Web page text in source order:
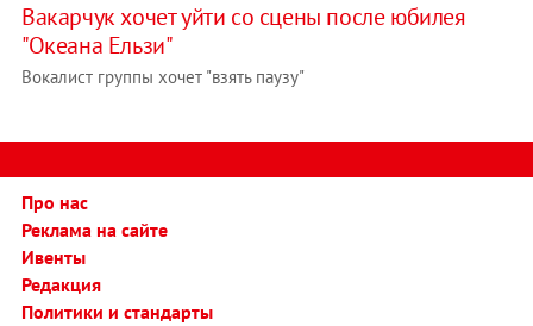
Вакарчук хочет уйти со сцены после юбилея
"Океана Ельзи"
Вокалист группы хочет "взять паузу"
Про нас
Реклама на сайте
Ивенты
Редакция
Политики и стандарты